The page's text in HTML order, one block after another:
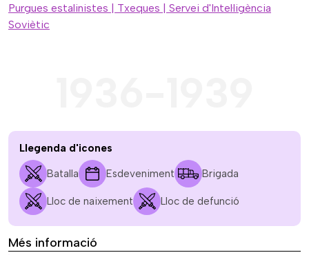
Purgues estalinistes | Txeques | Servei d'Intel·ligència
Soviètic
Llegenda d'icones
Batalla Esdeveniment Brigada
Lloc de naixement Lloc de defunció
Més informació